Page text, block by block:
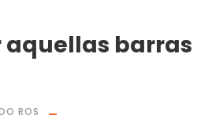
aquellas barras
ROS